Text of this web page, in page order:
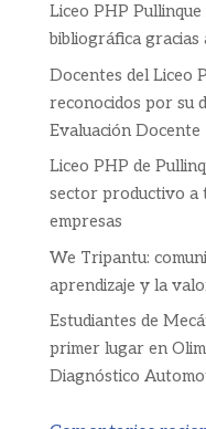
Liceo PHP
bibliográfica gracias
Docentes del Liceo
reconocidos por su
Evaluación Docente
Liceo PHP de
sector productivo a
empresas
We Tripantu:
aprendizaje y la
Estudiantes de
primer lugar en
Diagnóstico